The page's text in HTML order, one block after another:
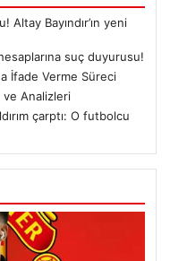
Bayındır’ın yeni
suç duyurusu!
İfade Verme Süreci
ve Analizleri
çarptı: O futbolcu